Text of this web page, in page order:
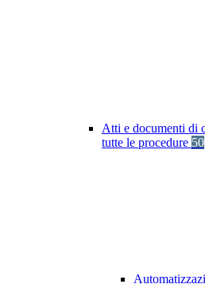
Atti e documenti di
tutte le procedure 50